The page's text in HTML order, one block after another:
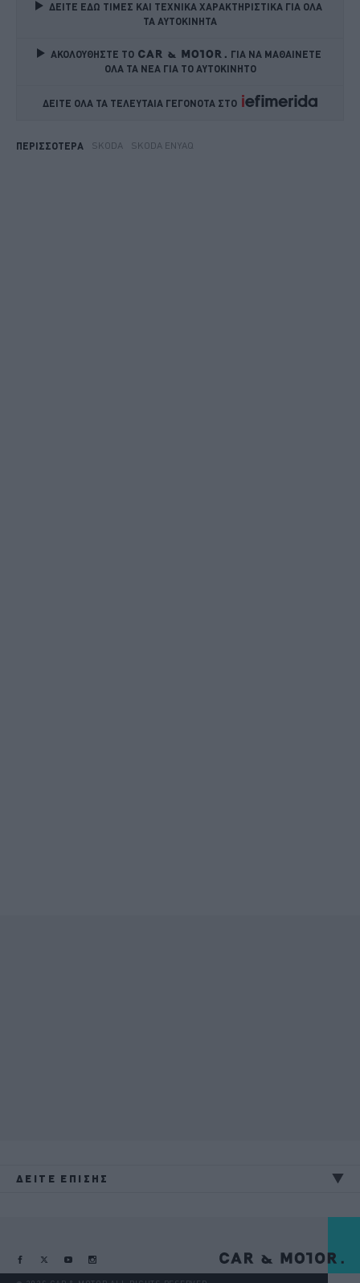
ΔΕΙΤΕ ΕΔΩ ΤΙΜΕΣ ΚΑΙ ΤΕΧΝΙΚΑ ΧΑΡΑΚΤΗΡΙΣΤΙΚΑ ΓΙΑ ΟΛΑ
ΤΑ ΑΥΤΟΚΙΝΗΤΑ
ΑΚΟΛΟΥΘΗΣΤΕ ΤΟ
ΓΙΑ ΝΑ ΜΑΘΑΙΝΕΤΕ
ΟΛΑ ΤΑ ΝΕΑ ΓΙΑ ΤΟ ΑΥΤΟΚΙΝΗΤΟ
ΔΕΙΤΕ ΟΛΑ ΤΑ ΤΕΛΕΥΤΑΙΑ ΓΕΓΟΝΟΤΑ ΣΤΟ
ΠΕΡΙΣΣΟΤΕΡΑ SKODA SKODA ENYAQ
ΔΕΙΤΕ ΕΠΙΣΗΣ